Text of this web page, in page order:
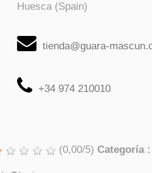
Huesca (Spain)
tienda@guara-
+34 974 210010
(0,00/5) Categoría :